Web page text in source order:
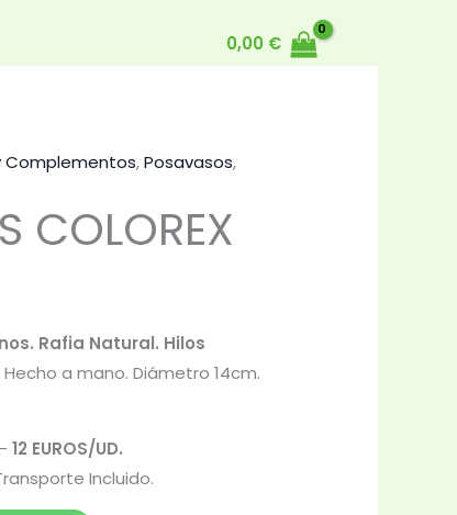
0,00 €
Complementos,Posavasos,
COLOREX
Rafia Natural. Hilos
a mano. Diámetro 14cm.
12 EUROS/UD.
Incluido.